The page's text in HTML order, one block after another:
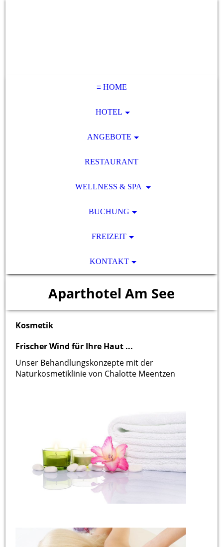
≡ HOME
HOTEL
ANGEBOTE
RESTAURANT
WELLNESS & SPA
BUCHUNG
FREIZEIT
KONTAKT
Aparthotel Am See
Kosmetik
Frischer Wind für Ihre Haut ...
Unser Behandlungskonzepte mit der
Naturkosmetiklinie von Chalotte Meentzen